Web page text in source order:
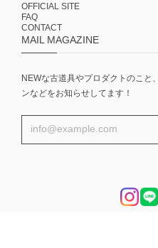
OFFICIAL SITE
FAQ
CONTACT
MAIL MAGAZINE
NEWな古道具やプロダクトのこと
ンなどをお知らせしてます！